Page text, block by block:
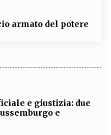
armato del potere
e giustizia: due
e